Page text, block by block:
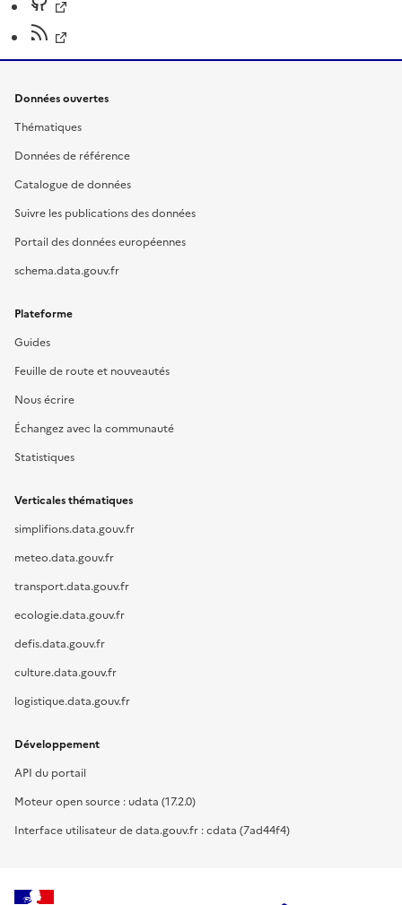
Données ouvertes
Thématiques
Données de référence
Catalogue de données
Suivre les publications des données
Portail des données européennes
schema.data.gouv.fr
Plateforme
Guides
Feuille de route et nouveautés
Nous écrire
Échangez avec la communauté
Statistiques
Verticales thématiques
simplifions.data.gouv.fr
meteo.data.gouv.fr
transport.data.gouv.fr
ecologie.data.gouv.fr
defis.data.gouv.fr
culture.data.gouv.fr
logistique.data.gouv.fr
Développement
API du portail
Moteur open source : udata (17.2.0)
Interface utilisateur de data.gouv.fr : cdata (7ad44f4)